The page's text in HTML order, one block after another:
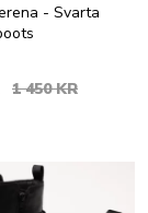
- Svarta
1 450 KR